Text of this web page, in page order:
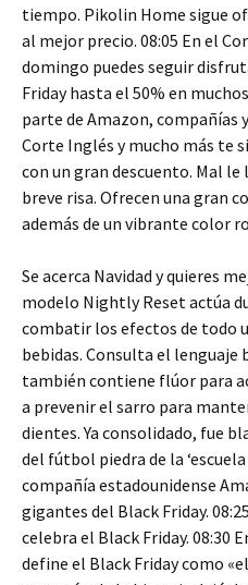
tiempo. Pikolin Home sigue
al mejor precio. 08:05 En el
domingo puedes seguir
Friday hasta el 50% en
parte de Amazon, compañías
Corte Inglés y mucho más te
con un gran descuento. Mal
breve risa. Ofrecen una gran
además de un vibrante color
Se acerca Navidad y quieres
modelo Nightly Reset actúa
combatir los efectos de todo
bebidas. Consulta el lenguaje
también contiene flúor para
a prevenir el sarro para
dientes. Ya consolidado, fue
del fútbol piedra de la ‘escuela
compañía estadounidense
gigantes del Black Friday.
celebra el Black Friday. 08:30
define el Black Friday como